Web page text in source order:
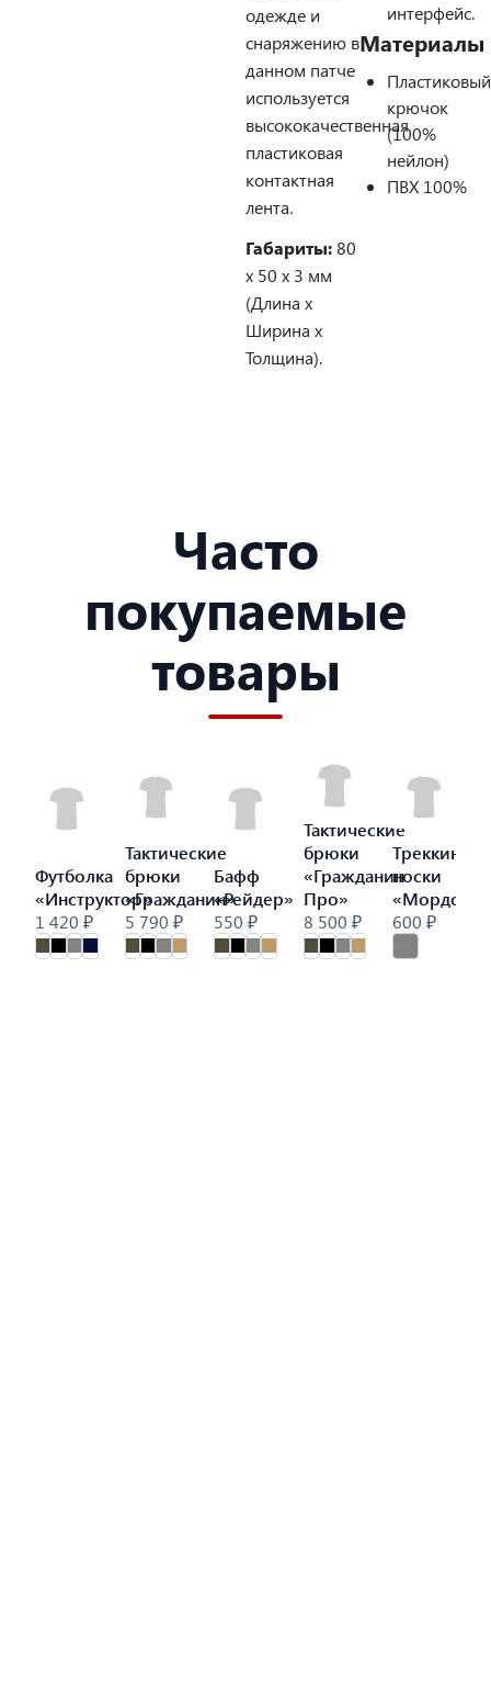
одежде и
снаряжению в
данном патче
используется
высококачественная
пластиковая
контактная
лента.
Габариты:80
х 50 х 3 мм
(Длина х
Ширина х
Толщина).
интерфейс.
Материалы
Пластиковый
крючок
(100%
нейлон)
ПВХ 100%
Часто
покупаемые
товары
Футболка
«Инструктор»
1 420 ₽
Тактические
брюки
«Гражданин»
5 790 ₽
Бафф
«Рейдер»
550 ₽
Тактические
брюки
«Гражданин
Про»
8 500 ₽
носки
«Мордор»
600 ₽